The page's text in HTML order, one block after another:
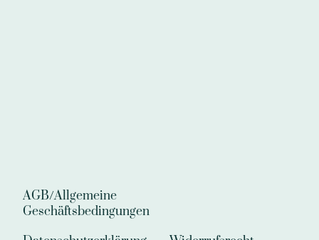
AGB/Allgemeine
Geschäftsbedingungen